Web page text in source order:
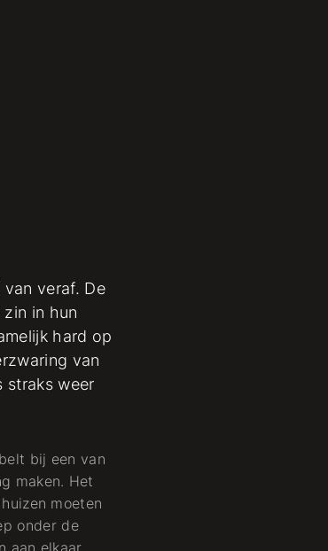
veraf. De
in hun
hard op
van
straks weer
bij een van
maken. Het
moeten
onder de
aan elkaar